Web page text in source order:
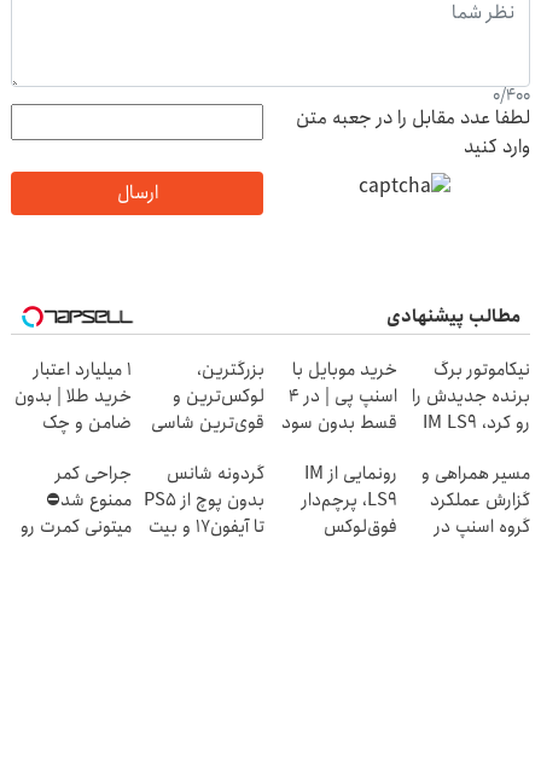
0/400
لطفا عدد مقابل را در جعبه متن
وارد کنید
ارسال
مطالب پیشنهادی
نیکاموتور برگ
برنده جدیدش را
رو کرد، IM LS9
ایران شد
خرید موبایل با
اسنپ پی | در ۴
قسط بدون سود
بزرگترین،
لوکس‌ترین و
قوی‌ترین شاسی
ایران رونمایی شد
۱ میلیارد اعتبار
خرید طلا | بدون
ضامن و چک
مسیر همراهی و
گزارش عملکرد
گروه اسنپ در
رونمایی از IM
LS9، پرچم‌دار
فوق‌لوکس
گردونه شانس
بدون پوچ از PS5
تا آیفون17 و بیت
جراحی کمر
ممنوع شد⛔
میتونی کمرت رو